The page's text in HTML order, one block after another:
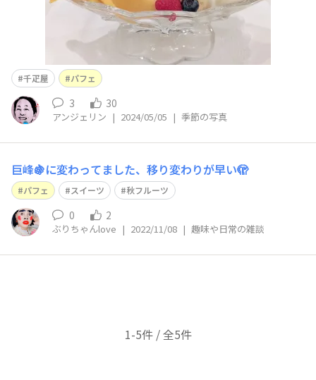
千疋屋 パフェ
3 30
アンジェリン | 2024/05/05 | 季節の写真
巨峰🍇に変わってました、移り変わりが早い🫣
パフェ スイーツ 秋フルーツ
0 2
ぶりちゃんlove | 2022/11/08 | 趣味や日常の雑談
1-5件 / 全5件